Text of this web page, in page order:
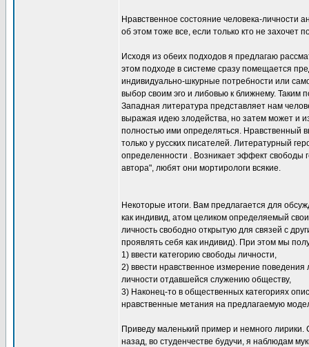
Нравственное состояние человека-личности
об этом тоже все, если только кто не захочет
Исходя из обеих подходов я предлагаю
этом подходе в системе сразу помещается
индивидуально-шкурные потребности или
выбор своим эго и либовью к ближнему. Таким
Западная литература представляет нам
выражая идею злодейства, но затем может и
полностью ими определяться. Нравственный
только у русских писателей. Литературный
определенности . Возникает эффект свободы
автора", любят они мортирологи всякие.
Некоторые итоги. Вам предлагается для
как индивид, атом целиком определяемый
личность свободно открытую для связей с
проявлять себя как индивид). При этом мы
1) ввести категорию свободы личности,
2) ввести нравственное измерение
личности отдавшейся служению обществу,
3) Наконец-то в общественных категориях
нравственные метания на предлагаемую
Приведу маленький пример и немного
назад, во студенчестве будучи, я наблюдам